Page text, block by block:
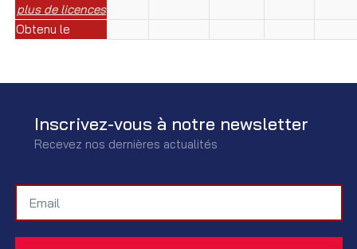
plus de licences
Obtenu le
Inscrivez-vous à notre newsletter
Recevez nos dernières actualités